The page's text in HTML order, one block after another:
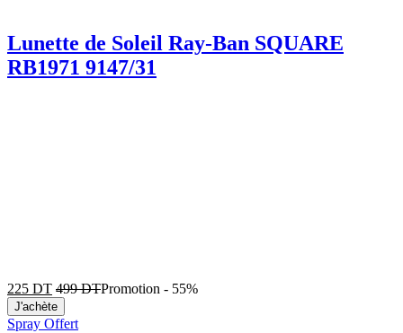
Lunette de Soleil Ray-Ban SQUARE
RB1971 9147/31
225 DT 499DTPromotion - 55%
J'achète
Spray Offert